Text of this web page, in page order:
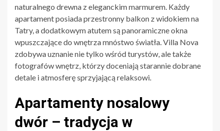
naturalnego drewna z eleganckim marmurem. Każdy
apartament posiada przestronny balkon z widokiem na
Tatry, a dodatkowym atutem są panoramiczne okna
wpuszczające do wnętrza mnóstwo światła. Villa Nova
zdobywa uznanie nie tylko wśród turystów, ale także
fotografów wnętrz, którzy doceniają starannie dobrane
detale i atmosferę sprzyjającą relaksowi.
Apartamenty nosalowy
dwór – tradycja w